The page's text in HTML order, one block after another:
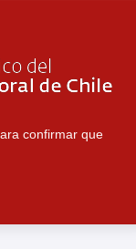
confirmar que